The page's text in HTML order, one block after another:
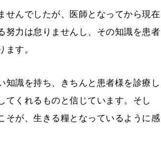
せんでしたが、医師となってから現在
努力は怠りませんし、その知識を患者
ます。
知識を持ち、きちんと患者様を診療し
てくれるものと信じています。そし
そが、生きる糧となっているように感